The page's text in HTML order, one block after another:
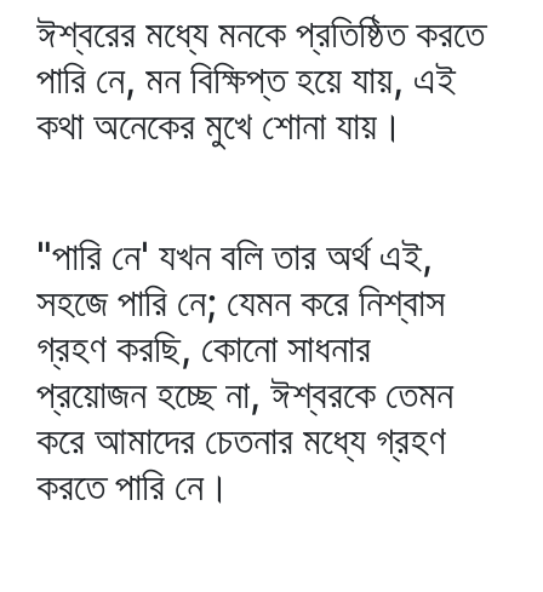
ঈশ্বরের মধ্যে মনকে প্রতিষ্ঠিত করতে
পারি নে, মন বিক্ষিপ্ত হয়ে যায়, এই
কথা অনেকের মুখে শোনা যায়।
"পারি নে' যখন বলি তার অর্থ এই,
সহজে পারি নে; যেমন করে নিশ্বাস
গ্রহণ করছি, কোনো সাধনার
প্রয়োজন হচ্ছে না, ঈশ্বরকে তেমন
করে আমাদের চেতনার মধ্যে গ্রহণ
করতে পারি নে।